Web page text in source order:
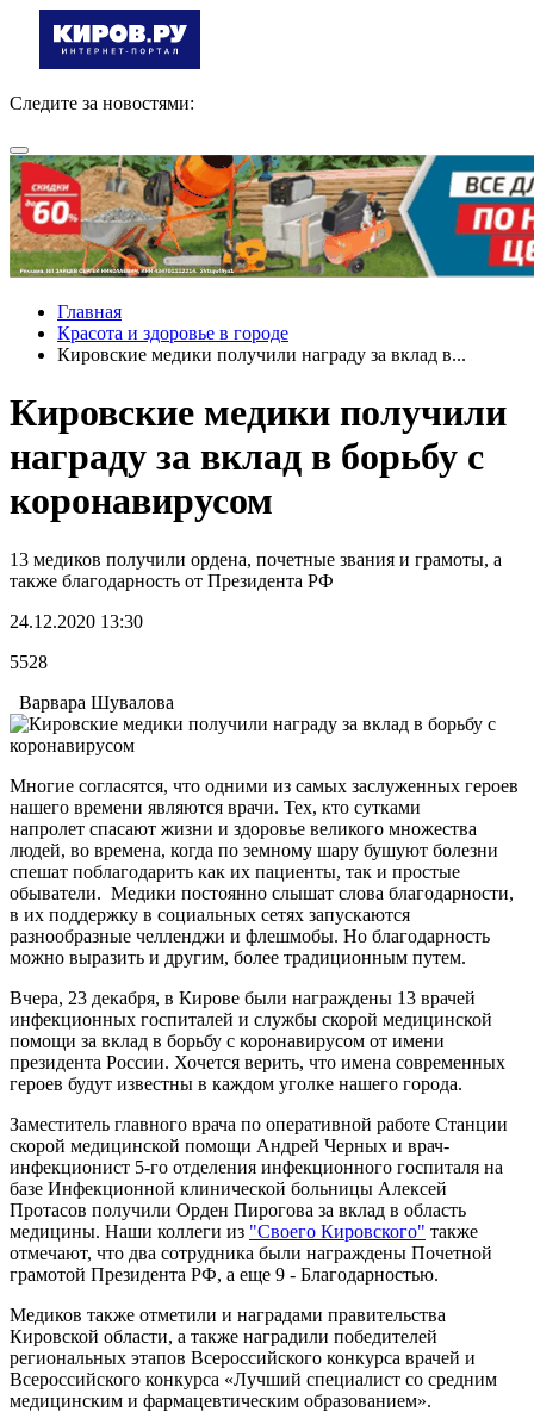
Следите за новостями:
Главная
Красота и здоровье в городе
Кировские медики получили награду за вклад в...
Кировские медики получили
награду за вклад в борьбу с
коронавирусом
13 медиков получили ордена, почетные звания и грамоты, а
также благодарность от Президента РФ
24.12.2020 13:30
5528
Варвара Шувалова
Многие согласятся, что одними из самых заслуженных героев
нашего времени являются врачи. Тех, кто сутками
напролет спасают жизни и здоровье великого множества
людей, во времена, когда по земному шару бушуют болезни
спешат поблагодарить как их пациенты, так и простые
обыватели. Медики постоянно слышат слова благодарности,
в их поддержку в социальных сетях запускаются
разнообразные челленджи и флешмобы. Но благодарность
можно выразить и другим, более традиционным путем.
Вчера, 23 декабря, в Кирове были награждены 13 врачей
инфекционных госпиталей и службы скорой медицинской
помощи за вклад в борьбу с коронавирусом от имени
президента России. Хочется верить, что имена современных
героев будут известны в каждом уголке нашего города.
Заместитель главного врача по оперативной работе Станции
скорой медицинской помощи Андрей Черных и врач-
инфекционист 5-го отделения инфекционного госпиталя на
базе Инфекционной клинической больницы Алексей
Протасов получили Орден Пирогова за вклад в область
медицины. Наши коллеги из "Своего Кировского" также
отмечают, что два сотрудника были награждены Почетной
грамотой Президента РФ, а еще 9 - Благодарностью.
Медиков также отметили и наградами правительства
Кировской области, а также наградили победителей
региональных этапов Всероссийского конкурса врачей и
Всероссийского конкурса «Лучший специалист со средним
медицинским и фармацевтическим образованием».